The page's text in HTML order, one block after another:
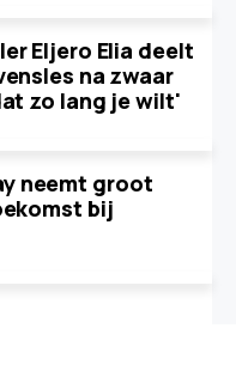
Eljero Elia deelt
na zwaar
zo lang je wilt'
neemt groot
bij